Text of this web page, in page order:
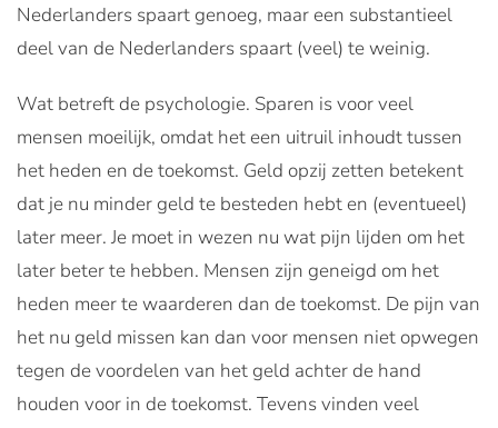
Nederlanders spaart genoeg, maar een substantieel
deel van de Nederlanders spaart (veel) te weinig.
Wat betreft de psychologie. Sparen is voor veel
mensen moeilijk, omdat het een uitruil inhoudt tussen
het heden en de toekomst. Geld opzij zetten betekent
dat je nu minder geld te besteden hebt en (eventueel)
later meer. Je moet in wezen nu wat pijn lijden om het
later beter te hebben. Mensen zijn geneigd om het
heden meer te waarderen dan de toekomst. De pijn van
het nu geld missen kan dan voor mensen niet opwegen
tegen de voordelen van het geld achter de hand
houden voor in de toekomst. Tevens vinden veel